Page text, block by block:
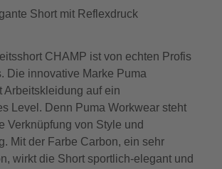
Short mit Reflexdruck
CHAMP ist von echten Profis
Die innovative Marke Puma
Arbeitskleidung auf ein
Level. Denn Puma Workwear steht
Verknüpfung von Style und
Mit der Farbe Carbon, ein sehr
wirkt die Short sportlich-elegant und